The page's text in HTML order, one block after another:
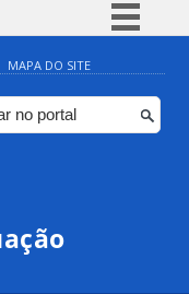
Simplifique!
Comunica BR
Participe
Canais
MAPA DO SITE